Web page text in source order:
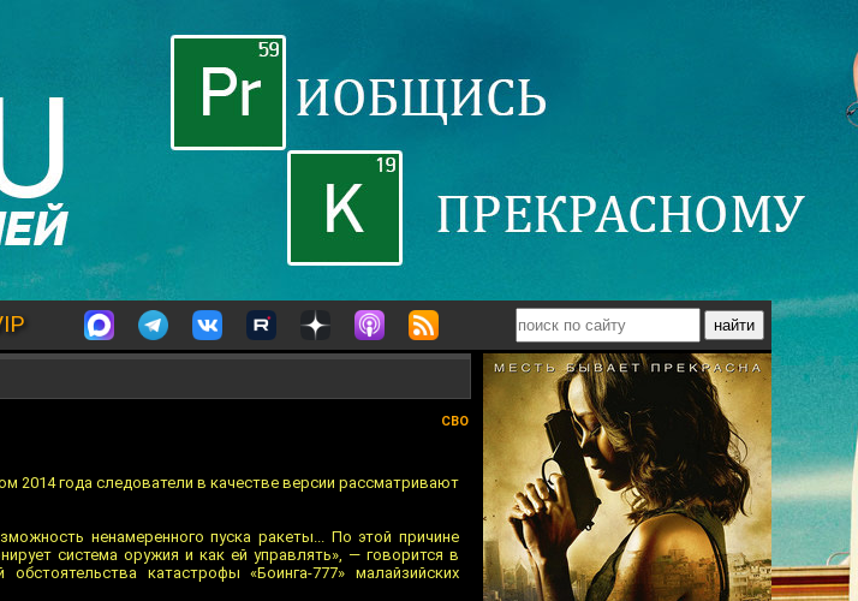
СВО
2014 года следователи в качестве версии рассматривают
ненамеренного пуска ракеты... По этой причине
система оружия и как ей управлять», — говорится в
катастрофы «Боинга-777» малайзийских